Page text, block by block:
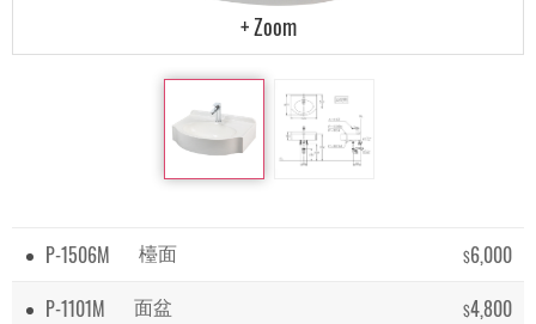
P-1506M 檯面 $6,000
P-1101M
面盆 $4,800